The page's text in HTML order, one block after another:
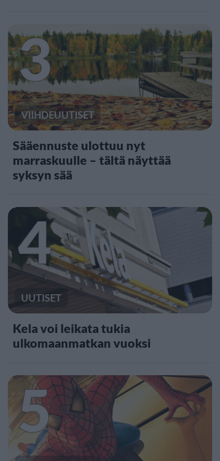
3
VIIHDEUUTISET
Sääennuste ulottuu nyt
marraskuulle – tältä näyttää
syksyn sää
4
UUTISET
Kela voi leikata tukia
ulkomaanmatkan vuoksi
5